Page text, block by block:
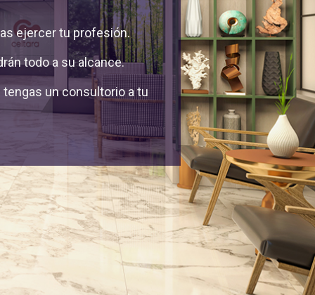
ejercer tu profesión.
todo a su alcance.
un consultorio a tu